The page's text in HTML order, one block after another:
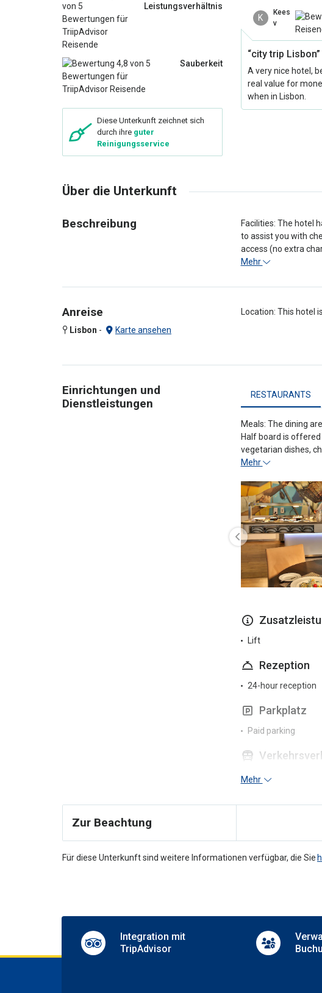
Leistungsverhältnis
Sauberkeit
Diese Unterkunft zeichnet sich
durch ihre guter
Reinigungsservice
K
Kees
v
“city trip Lisbon”
A very nice hotel,
real value for
when in Lisbon.
Über die Unterkunft
Beschreibung
Facilities: The hotel
to assist you with
access (no extra
Mehr
Anreise
Lisbon - Karte ansehen
Location: This hotel
Einrichtungen und
Dienstleistungen
RESTAURANTS
Meals: The dining
Half board is
vegetarian dishes,
Mehr
Lift
Rezeption
24-hour reception
Parkplatz
Paid parking
Wifi
Mehr
Zur Beachtung
Für diese Unterkunft sind weitere Informationen verfügbar, die Sie
Integration mit
TripAdvisor